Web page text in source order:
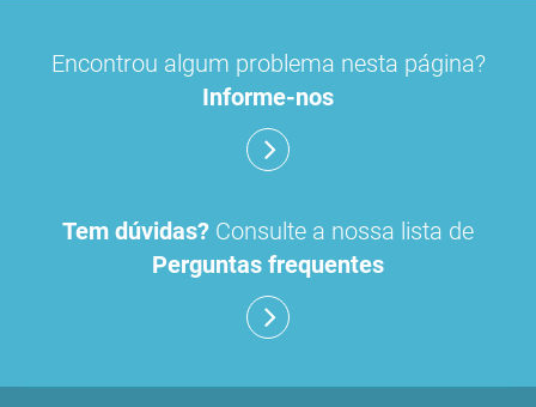
Encontrou algum problema nesta página?
Informe-nos
Tem dúvidas? Consulte a nossa lista de
Perguntas frequentes